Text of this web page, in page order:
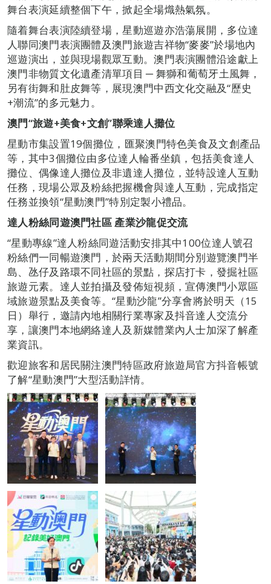
舞台表演延續整個下午，掀起全場熾熱氣氛。
隨着舞台表演陸續登場，星動巡遊亦浩蕩展開，多位達
人聯同澳門表演團體及澳門旅遊吉祥物“麥麥”於場地內
巡遊演出，並與現場觀眾互動。澳門表演團體沿途獻上
澳門非物質文化遺產清單項目 ─ 舞獅和葡萄牙土風舞，
另有街舞和肚皮舞等，展現澳門中西文化交融及“歷史
+潮流”的多元魅力。
澳門“旅遊+美食+文創”聯乘達人攤位
星動市集設置19個攤位，匯聚澳門特色美食及文創產品
等，其中3個攤位由多位達人輪番坐鎮，包括美食達人
攤位、偶像達人攤位及非遺達人攤位，並特設達人互動
任務，現場公眾及粉絲把握機會與達人互動，完成指定
任務並換領“星動澳門”特別定製小禮品。
達人粉絲同遊澳門社區 產業沙龍促交流
“星動專線”達人粉絲同遊活動安排其中100位達人號召
粉絲們一同暢遊澳門，於兩天活動期間分別遊覽澳門半
島、氹仔及路環不同社區的景點，探店打卡，發掘社區
旅遊元素。達人並拍攝及發佈短視頻，宣傳澳門小眾區
域旅遊景點及美食等。“星動沙龍”分享會將於明天（15
日）舉行，邀請內地相關行業專家及抖音達人交流分
享，讓澳門本地網絡達人及新媒體業內人士加深了解產
業資訊。
歡迎旅客和居民關注澳門特區政府旅遊局官方抖音帳號
了解“星動澳門”大型活動詳情。